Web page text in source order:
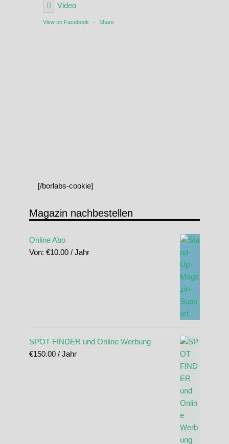
Video
View on Facebook · Share
[/borlabs-cookie]
Magazin nachbestellen
Online Abo
Von: €10.00 / Jahr
SPOT FINDER und Online Werbung
€150.00 / Jahr